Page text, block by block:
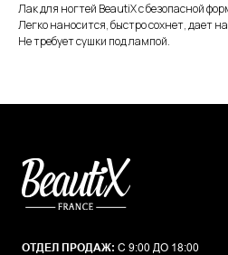
Лак для ногтей BeautiX с безопасной
Легко наносится, быстро сохнет, дает
Не требует сушки под лампой.
ОТДЕЛ ПРОДАЖ: С 9:00 ДО 18:00